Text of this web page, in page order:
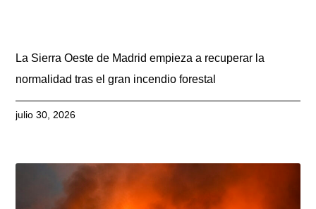
La Sierra Oeste de Madrid empieza a recuperar la
normalidad tras el gran incendio forestal
julio 30, 2026